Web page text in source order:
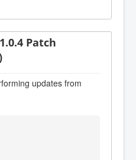
Patch
updates from